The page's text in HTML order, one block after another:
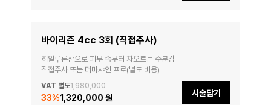
바이리즌 4cc 3회 (직접주사)
히알루론산으로 피부 속부터 차오르는 수분감
직접주사 또는 더마샤인 프로(별도 비용)
VAT 별도1,980,000
33%1,320,000 원 시술담기